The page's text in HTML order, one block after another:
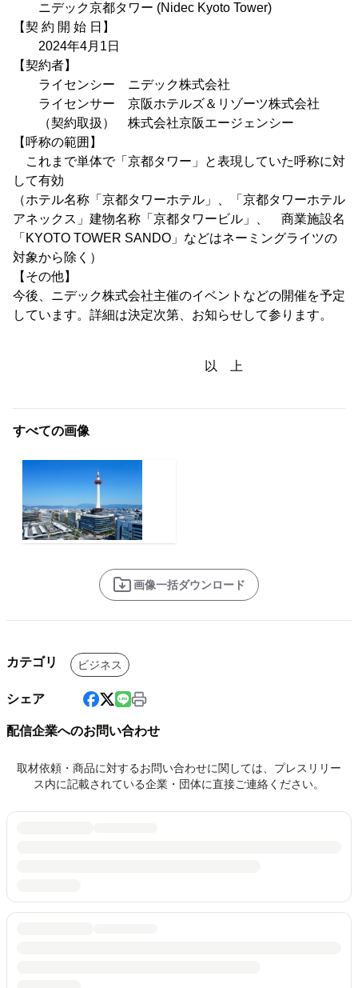
ニデック京都タワー (Nidec Kyoto Tower)
【契 約 開 始 日】
2024年4月1日
【契約者】
ライセンシー ニデック株式会社
ライセンサー 京阪ホテルズ＆リゾーツ株式会社
（契約取扱） 株式会社京阪エージェンシー
【呼称の範囲】
これまで単体で「京都タワー」と表現していた呼称に対
して有効
（ホテル名称「京都タワーホテル」、「京都タワーホテル
アネックス」建物名称「京都タワービル」、 商業施設名
「KYOTO TOWER SANDO」などはネーミングライツの
対象から除く）
【その他】
今後、ニデック株式会社主催のイベントなどの開催を予定
しています。詳細は決定次第、お知らせして参ります。
以 上
すべての画像
画像一括ダウンロード
カテゴリ ビジネス
シェア
配信企業へのお問い合わせ
取材依頼・商品に対するお問い合わせに関しては、プレスリリー
ス内に記載されている企業・団体に直接ご連絡ください。